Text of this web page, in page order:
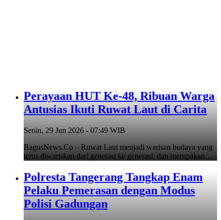
Perayaan HUT Ke-48, Ribuan Warga
Antusias Ikuti Ruwat Laut di Carita
Senin, 29 Jun 2026 - 07:49 WIB
BagusNews.Co – Ruwat Laut menjadi warisan budaya yang
terus diwariskan dari generasi ke generasi, dan merupakan…
Polresta Tangerang Tangkap Enam
Pelaku Pemerasan dengan Modus
Polisi Gadungan